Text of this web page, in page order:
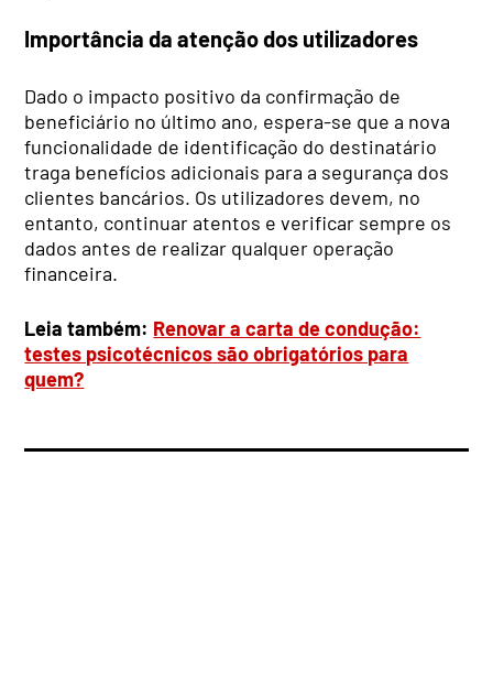
Importância da atenção dos utilizadores
Dado o impacto positivo da confirmação de
beneficiário no último ano, espera-se que a nova
funcionalidade de identificação do destinatário
traga benefícios adicionais para a segurança dos
clientes bancários. Os utilizadores devem, no
entanto, continuar atentos e verificar sempre os
dados antes de realizar qualquer operação
financeira.
Leia também: Renovar a carta de condução:
testes psicotécnicos são obrigatórios para
quem?